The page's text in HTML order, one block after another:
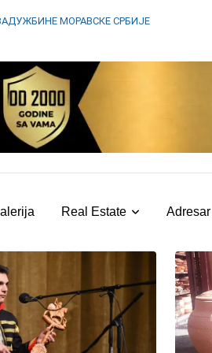
МОРАВСКЕ СРБИЈЕ
Real Estate Adresar